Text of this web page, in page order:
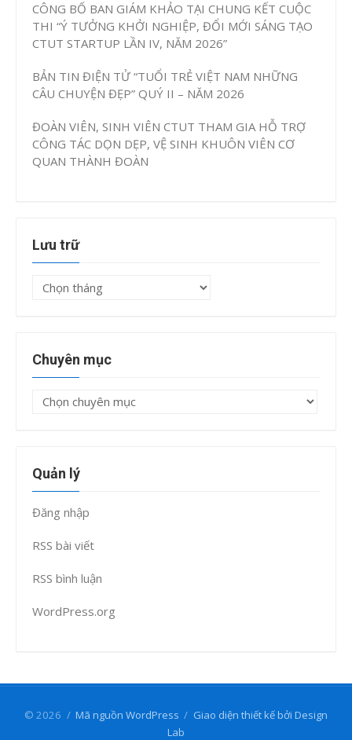
CÔNG BỐ BAN GIÁM KHẢO TẠI CHUNG KẾT CUỘC
THI “Ý TƯỞNG KHỞI NGHIỆP, ĐỔI MỚI SÁNG TẠO
CTUT STARTUP LẦN IV, NĂM 2026”
BẢN TIN ĐIỆN TỬ “TUỔI TRẺ VIỆT NAM NHỮNG
CÂU CHUYỆN ĐẸP” QUÝ II – NĂM 2026
ĐOÀN VIÊN, SINH VIÊN CTUT THAM GIA HỖ TRỢ
CÔNG TÁC DỌN DẸP, VỆ SINH KHUÔN VIÊN CƠ
QUAN THÀNH ĐOÀN
Lưu trữ
Lưu
Chuyên mục
Chuyên
Quản lý
Đăng nhập
RSS bài viết
RSS bình luận
WordPress.org
© 2026 / Mã nguồn WordPress / Giao diện thiết kế bởi Design
Lab